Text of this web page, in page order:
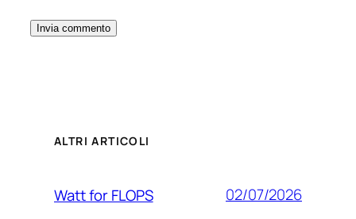
ALTRI ARTICOLI
Watt for FLOPS 02/07/2026